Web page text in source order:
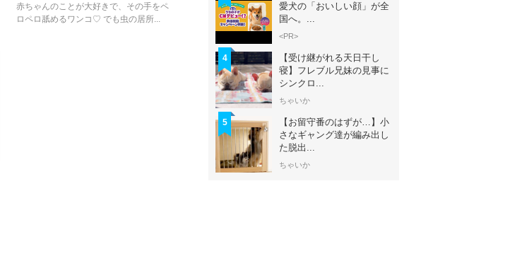
赤ちゃんのことが大好きで、その手をペ
ロペロ舐めるワンコ♡ でも虫の居所...
愛犬の「おいしい顔」が全
国へ。...
<PR>
4
【受け継がれる天日干し
寝】フレブル兄妹の見事に
シンクロ...
ちゃいか
5
【お留守番のはずが…】小
さなギャング達が編み出し
た脱出...
ちゃいか